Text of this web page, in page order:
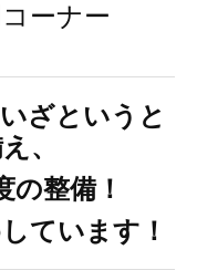
ーナー
ざというと
、
の整備！
ています！